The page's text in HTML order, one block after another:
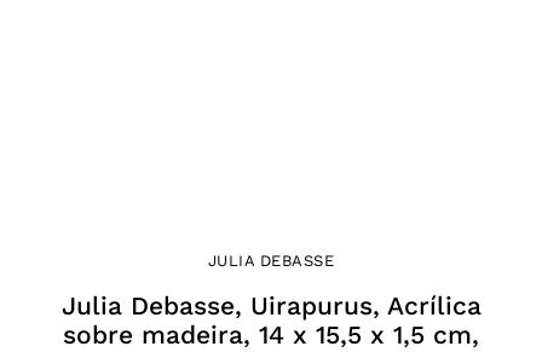
JULIA DEBASSE
Julia Debasse, Uirapurus, Acrílica
sobre madeira, 14 x 15,5 x 1,5 cm,